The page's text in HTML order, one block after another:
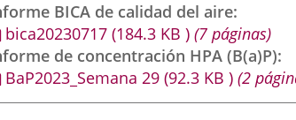
BICA de calidad del aire
bica20230717(184.3 KB )(7 páginas)
de concentración HPA (B(a)P)
BaP2023_Semana 29(92.3 KB )(2